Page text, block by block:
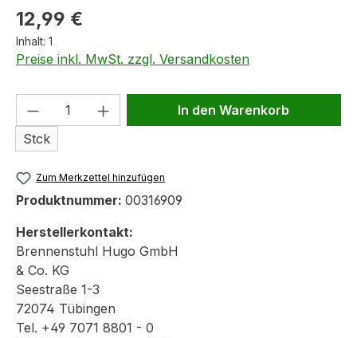
Regulärer Preis:
12,99 €
Inhalt: 1
Preise inkl. MwSt. zzgl. Versandkosten
Produkt Anzahl: Gib den
Stck
In den Warenkorb
Zum Merkzettel hinzufügen
Produktnummer: 00316909
Herstellerkontakt:
Brennenstuhl Hugo GmbH
& Co. KG
Seestraße 1-3
72074 Tübingen
Tel. +49 7071 8801 - 0